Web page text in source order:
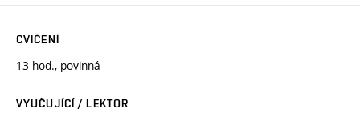
CVIČENÍ
13 hod., povinná
VYUČUJÍCÍ / LEKTOR